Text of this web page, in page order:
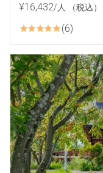
¥16,432/人 （税込）
6